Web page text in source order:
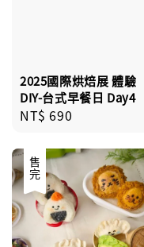
2025國際烘焙展 體驗
DIY-台式早餐日 Day4
Regular
NT$ 690
售完